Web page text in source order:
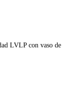
LVLP con vaso de